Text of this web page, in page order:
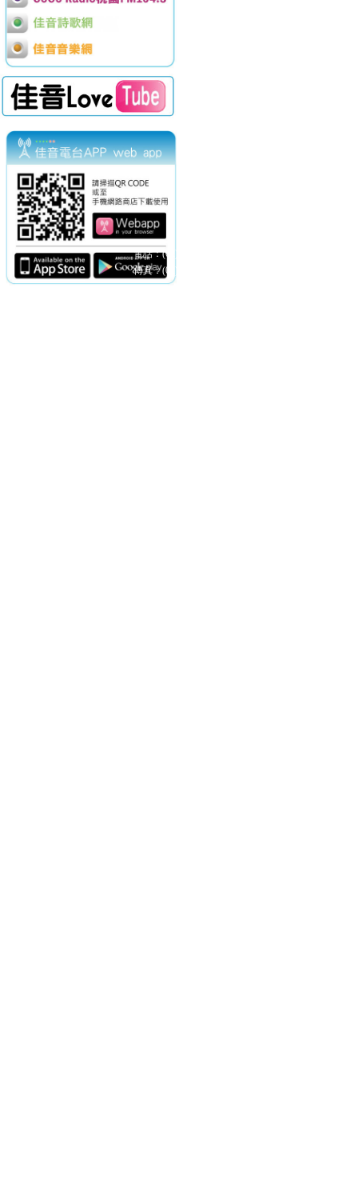
電話：(02)2369-9050
傳真：(02)2362-7816